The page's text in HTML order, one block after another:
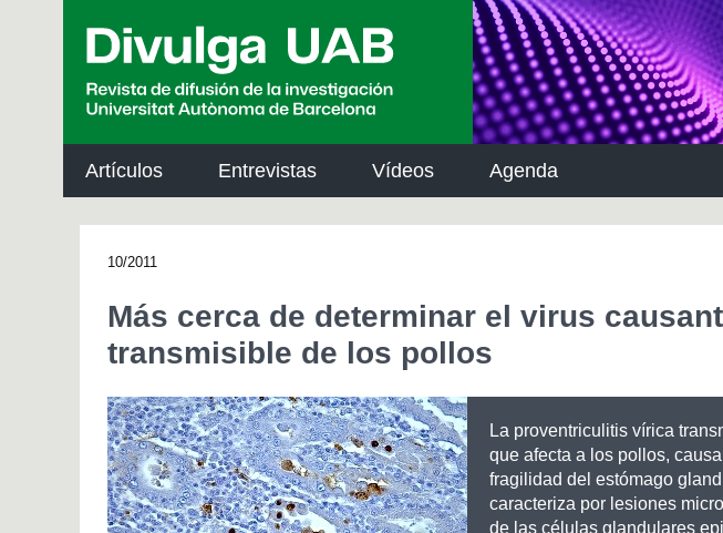
Artículos Entrevistas Vídeos Agenda
10/2011
Más cerca de determinar el virus
transmisible de los pollos
La proventriculitis vírica
que afecta a los pollos,
fragilidad del estómago
caracteriza por lesiones
de las células glandulares